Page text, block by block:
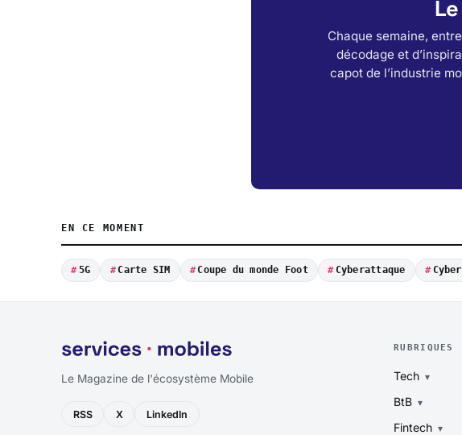
Chaque semaine,
décodage et
capot de l’industrie
EN CE MOMENT
5G Carte SIM Coupe du monde Foot Cyberattaque
Le Magazine de l'écosystème Mobile
RSS X LinkedIn
RUBRIQUES
Tech
BtB
Fintech